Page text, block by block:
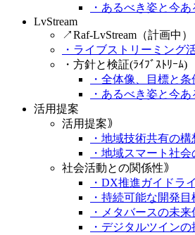
・あるべき姿と今
LvStream
↗Raf-LvStream（計画中）
・ライブストリーミング
・方針と検証(ﾗｲﾌﾞｽﾄﾘｰﾑ)
・全体像、目標と条
・あるべき姿と今
活用提案
活用提案｠
・地域技術共有の構
・地域スマート社
社会活動との関係性｠
・DX推進ガイドラ
・持続可能な開発目
・メタバースの未来
・デジタルツイン